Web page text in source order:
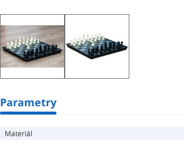
Parametry
Materiál